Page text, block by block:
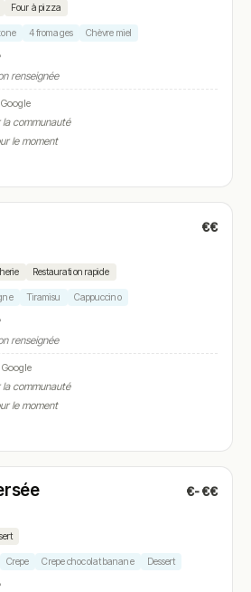
Four à pizza
4 fromages Chèvre miel
renseignée
communauté
le moment
€€
Restauration rapide
Tiramisu Cappuccino
renseignée
communauté
le moment
€-€€
Crepe Crepe chocolat banane Dessert